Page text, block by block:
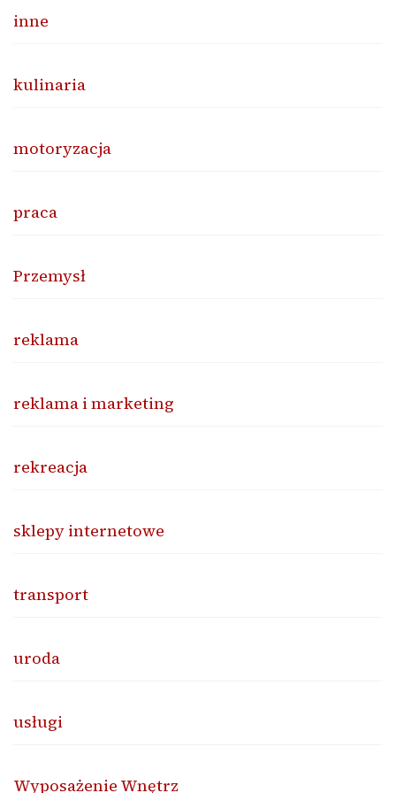
inne
kulinaria
motoryzacja
praca
Przemysł
reklama
reklama i marketing
rekreacja
sklepy internetowe
transport
uroda
usługi
Wyposażenie Wnętrz